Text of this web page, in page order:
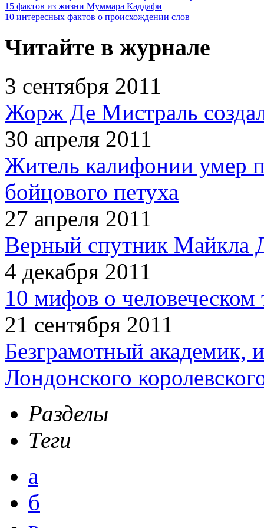
15 фактов из жизни Муммара Каддафи
10 интересных фактов о происхождении слов
Читайте в журнале
3 сентября 2011
Жорж Де Мистраль
30 апреля 2011
Житель калифонии умер
бойцового петуха
27 апреля 2011
Верный спутник Майкла
4 декабря 2011
10 мифов о человеческом
21 сентября 2011
Безграмотный академик,
Лондонского
Разделы
Теги
а
б